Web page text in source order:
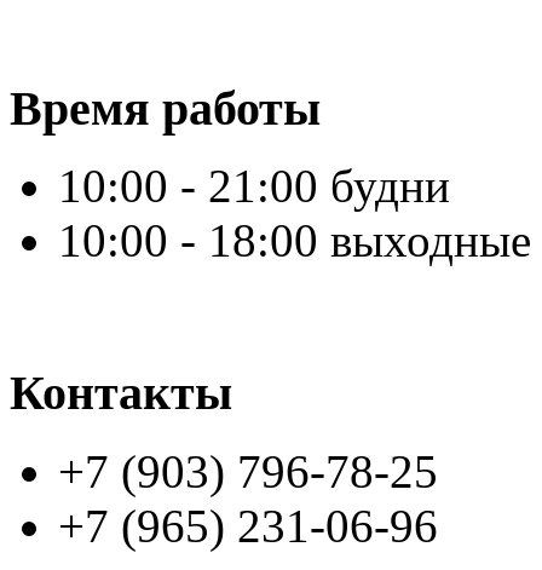
Время работы
10:00 - 21:00 будни
10:00 - 18:00 выходные
Контакты
+7 (903) 796-78-25
+7 (965) 231-06-96